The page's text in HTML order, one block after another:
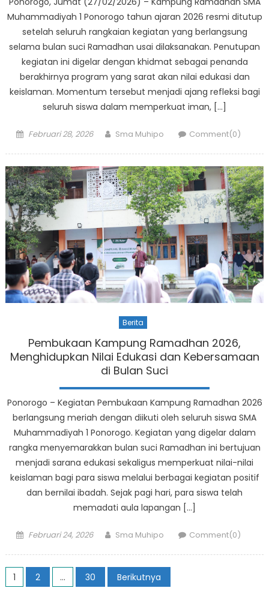
Muhammadiyah 1 Ponorogo tahun ajaran 2026 resmi ditutup
setelah seluruh rangkaian kegiatan yang berlangsung
selama bulan suci Ramadhan usai dilaksanakan. Penutupan
kegiatan ini digelar dengan khidmat sebagai penanda
berakhirnya program yang sarat akan nilai edukasi dan
keislaman. Momentum tersebut menjadi ajang refleksi bagi
seluruh siswa dalam memperkuat iman, […]
Posted
Februari 28, 2026 Author
Sma Muhipo Comment(0)
Berita
Pembukaan Kampung Ramadhan 2026,
Menghidupkan Nilai Edukasi dan Kebersamaan
di Bulan Suci
Ponorogo – Kegiatan Pembukaan Kampung Ramadhan 2026
berlangsung meriah dengan diikuti oleh seluruh siswa SMA
Muhammadiyah 1 Ponorogo. Kegiatan yang digelar dalam
rangka menyemarakkan bulan suci Ramadhan ini bertujuan
menjadi sarana edukasi sekaligus memperkuat nilai-nilai
keislaman bagi para siswa melalui berbagai kegiatan positif
dan bernilai ibadah. Sejak pagi hari, para siswa telah
memadati aula lapangan […]
Posted
Februari 24, 2026 Author
Sma Muhipo Comment(0)
Paginasi
1 2 … 30 Berikutnya